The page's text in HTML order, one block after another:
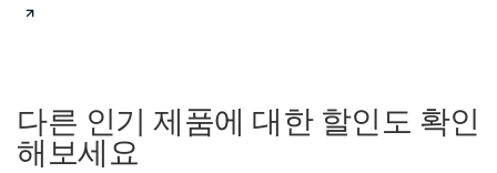
다른 인기 제품에 대한 할인도 확인
해보세요